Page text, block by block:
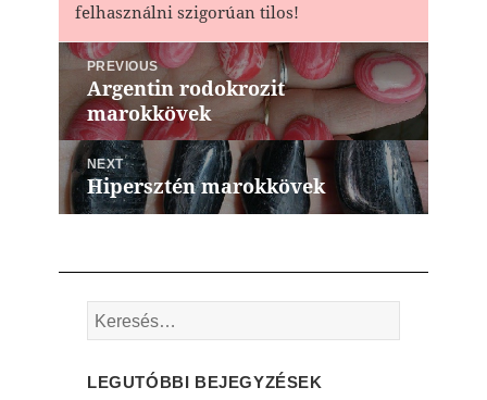
felhasználni szigorúan tilos!
Bejegyzés
navigáció
PREVIOUS
Previous
post:
Argentin rodokrozit
marokkövek
NEXT
Next
post:
Hipersztén marokkövek
Keresés:
LEGUTÓBBI BEJEGYZÉSEK